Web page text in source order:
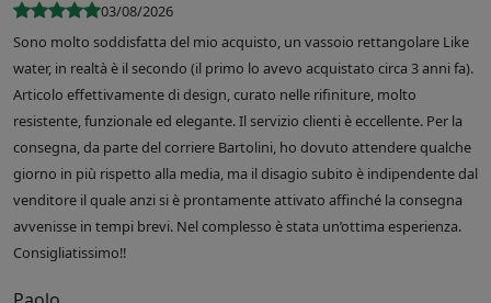
03/08/2026
Sono molto soddisfatta del mio acquisto, un vassoio rettangolare Like
water, in realtà è il secondo (il primo lo avevo acquistato circa 3 anni fa).
Articolo effettivamente di design, curato nelle rifiniture, molto
resistente, funzionale ed elegante. Il servizio clienti è eccellente. Per la
consegna, da parte del corriere Bartolini, ho dovuto attendere qualche
giorno in più rispetto alla media, ma il disagio subito è indipendente dal
venditore il quale anzi si è prontamente attivato affinché la consegna
avvenisse in tempi brevi. Nel complesso è stata un’ottima esperienza.
Consigliatissimo!!